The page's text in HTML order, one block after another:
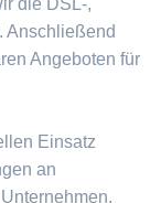
die DSL-,
Anschließend
Angeboten für
Einsatz
an